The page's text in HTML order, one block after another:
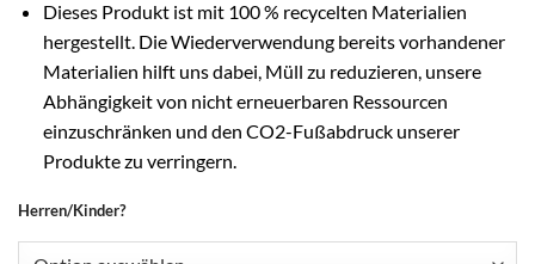
Dieses Produkt ist mit 100 % recycelten Materialien
hergestellt. Die Wiederverwendung bereits vorhandener
Materialien hilft uns dabei, Müll zu reduzieren, unsere
Abhängigkeit von nicht erneuerbaren Ressourcen
einzuschränken und den CO2-Fußabdruck unserer
Produkte zu verringern.
Herren/Kinder?